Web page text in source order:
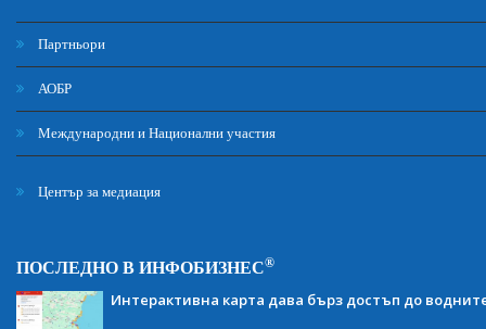
Партньори
АОБР
Международни и Национални участия
Център за медиация
ПОСЛЕДНО В ИНФОБИЗНЕС®
Интерактивна карта дава бърз достъп до